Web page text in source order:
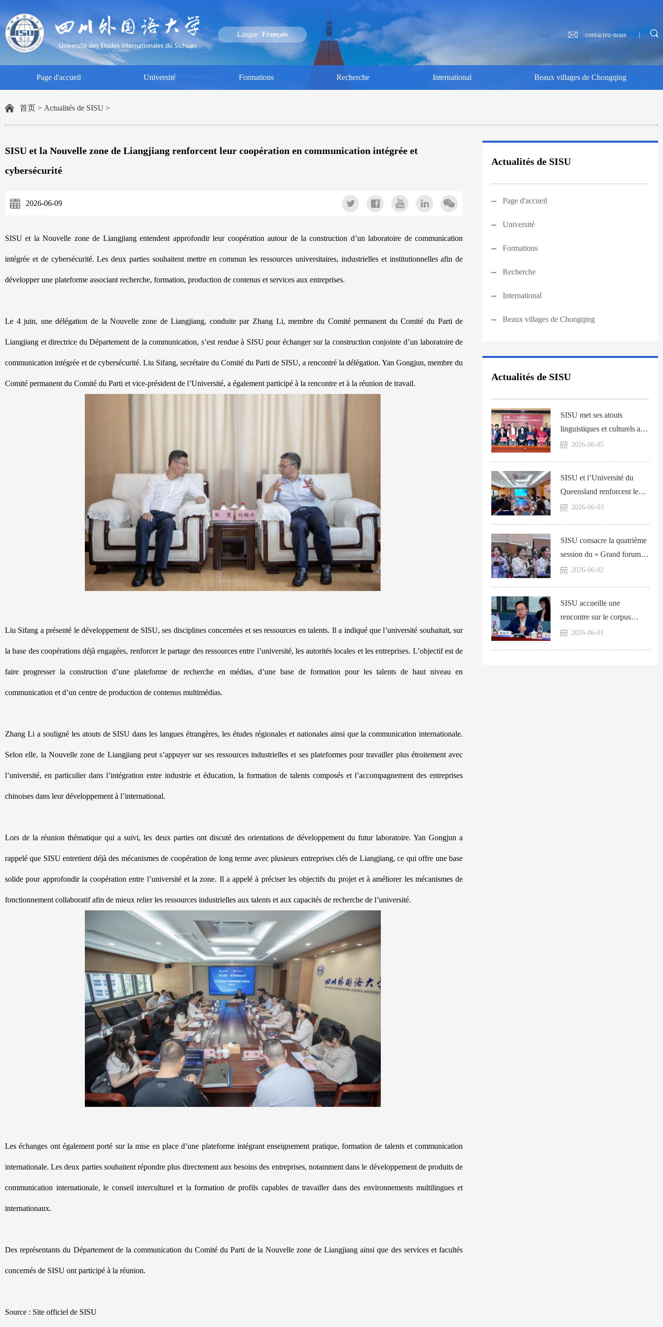
Langue :Français contactez-nous |
Page d'accueil Université Formations Recherche International Beaux villages de Chongqing
首页 > Actualités de SISU >
SISU et la Nouvelle zone de Liangjiang renforcent leur coopération en communication intégrée et
cybersécurité
2026-06-09
SISU et la Nouvelle zone de Liangjiang entendent approfondir leur coopération autour de la construction d’un laboratoire de communication
intégrée et de cybersécurité. Les deux parties souhaitent mettre en commun les ressources universitaires, industrielles et institutionnelles afin de
développer une plateforme associant recherche, formation, production de contenus et services aux entreprises.
Le 4 juin, une délégation de la Nouvelle zone de Liangjiang, conduite par Zhang Li, membre du Comité permanent du Comité du Parti de
Liangjiang et directrice du Département de la communication, s’est rendue à SISU pour échanger sur la construction conjointe d’un laboratoire de
communication intégrée et de cybersécurité. Liu Sifang, secrétaire du Comité du Parti de SISU, a rencontré la délégation. Yan Gongjun, membre du
Comité permanent du Comité du Parti et vice-président de l’Université, a également participé à la rencontre et à la réunion de travail.
Liu Sifang a présenté le développement de SISU, ses disciplines concernées et ses ressources en talents. Il a indiqué que l’université souhaitait, sur
la base des coopérations déjà engagées, renforcer le partage des ressources entre l’université, les autorités locales et les entreprises. L’objectif est de
faire progresser la construction d’une plateforme de recherche en médias, d’une base de formation pour les talents de haut niveau en
communication et d’un centre de production de contenus multimédias.
Zhang Li a souligné les atouts de SISU dans les langues étrangères, les études régionales et nationales ainsi que la communication internationale.
Selon elle, la Nouvelle zone de Liangjiang peut s’appuyer sur ses ressources industrielles et ses plateformes pour travailler plus étroitement avec
l’université, en particulier dans l’intégration entre industrie et éducation, la formation de talents composés et l’accompagnement des entreprises
chinoises dans leur développement à l’international.
Lors de la réunion thématique qui a suivi, les deux parties ont discuté des orientations de développement du futur laboratoire. Yan Gongjun a
rappelé que SISU entretient déjà des mécanismes de coopération de long terme avec plusieurs entreprises clés de Liangjiang, ce qui offre une base
solide pour approfondir la coopération entre l’université et la zone. Il a appelé à préciser les objectifs du projet et à améliorer les mécanismes de
fonctionnement collaboratif afin de mieux relier les ressources industrielles aux talents et aux capacités de recherche de l’université.
Les échanges ont également porté sur la mise en place d’une plateforme intégrant enseignement pratique, formation de talents et communication
internationale. Les deux parties souhaitent répondre plus directement aux besoins des entreprises, notamment dans le développement de produits de
communication internationale, le conseil interculturel et la formation de profils capables de travailler dans des environnements multilingues et
internationaux.
Des représentants du Département de la communication du Comité du Parti de la Nouvelle zone de Liangjiang ainsi que des services et facultés
concernés de SISU ont participé à la réunion.
Source : Site officiel de SISU
Actualités de SISU
Page d'accueil
Université
Formations
Recherche
International
Beaux villages de Chongqing
Actualités de SISU
SISU met ses atouts
linguistiques et culturels au
service de la revitalisation
2026-06-05
SISU et l’Université du
Queensland renforcent leur
coopération autour d’un
2026-06-03
SISU consacre la quatrième
session du « Grand forum
de Gele » à la diplomatie
2026-06-02
SISU accueille une
rencontre sur le corpus
national de nouvelle
2026-06-01